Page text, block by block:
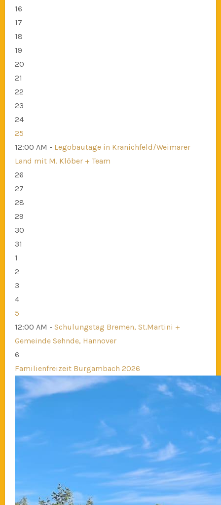
16
17
18
19
20
21
22
23
24
25
12:00 AM - Legobautage in Kranichfeld/Weimarer
Land mit M. Klöber + Team
26
27
28
29
30
31
1
2
3
4
5
12:00 AM - Schulungstag Bremen, St.Martini +
Gemeinde Sehnde, Hannover
6
Familienfreizeit Burgambach 2026